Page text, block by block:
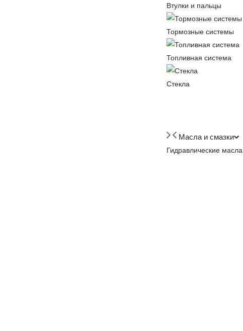
Втулки и пальцы
Тормозные системы
Топливная система
Стекла
Масла и смазки
Гидравлические масла